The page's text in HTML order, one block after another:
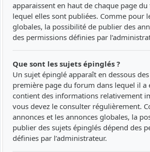
apparaissent en haut de chaque page
lequel elles sont publiées. Comme pour
globales, la possibilité de publier des
des permissions définies par
Que sont les sujets épinglés ?
Un sujet épinglé apparaît en dessous
première page du forum dans lequel il a
contient des informations relativement
vous devez le consulter régulièrement.
annonces et les annonces globales, la
publier des sujets épinglés dépend des
définies par l’administrateur.